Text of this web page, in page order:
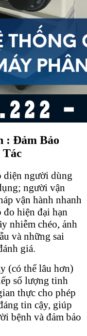
: Đảm Bảo
Tác
diện người dùng
người vận
vận hành nhanh
hiện đại hạn
nhiễm chéo, ảnh
và những sai
giá.
(có thể lâu hơn)
số lượng tinh
thực cho phép
tin cậy, giúp
bệnh và đảm bảo